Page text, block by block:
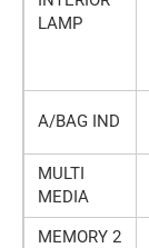
LAMP
A/BAG IND
MULTI
MEDIA
MEMORY 2